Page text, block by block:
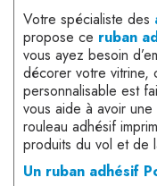
Votre spécialiste des
propose ce ruban
vous ayez besoin
décorer votre vitrine,
personnalisable est
vous aide à avoir
rouleau adhésif
produits du vol et de
Un ruban adhésif